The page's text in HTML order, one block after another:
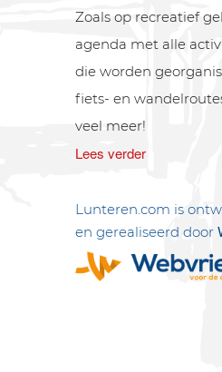
Zoals op recreatief
agenda met alle
die worden
fiets- en
veel meer!
Lees verder
Lunteren.com is
en gerealiseerd door